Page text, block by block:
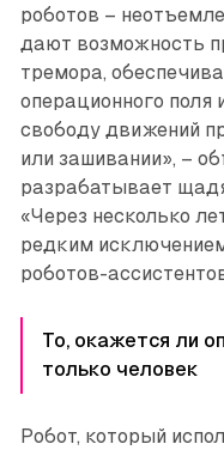
роботов –
дают возможность
тремора,
операционного
свободу движений
или зашивании», –
разрабатывает
«Через несколько
редким
роботов-
То, окажется ли
только человек
Робот, который